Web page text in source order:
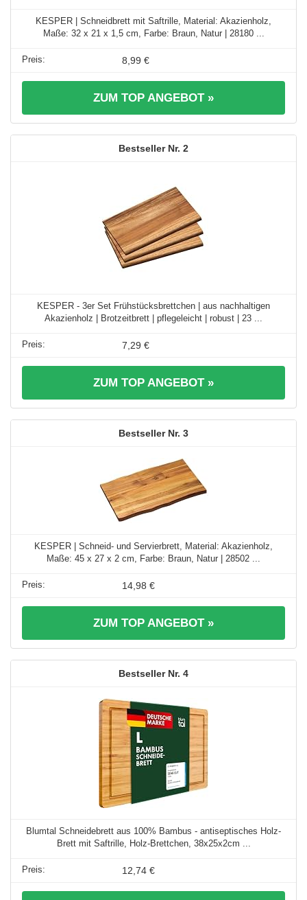
KESPER | Schneidbrett mit Saftrille, Material: Akazienholz,
Maße: 32 x 21 x 1,5 cm, Farbe: Braun, Natur | 28180 ...
8,99 €
ZUM TOP ANGEBOT »
2
KESPER - 3er Set Frühstücksbrettchen | aus nachhaltigen
Akazienholz | Brotzeitbrett | pflegeleicht | robust | 23 ...
7,29 €
ZUM TOP ANGEBOT »
3
KESPER | Schneid- und Servierbrett, Material: Akazienholz,
Maße: 45 x 27 x 2 cm, Farbe: Braun, Natur | 28502 ...
14,98 €
ZUM TOP ANGEBOT »
4
Blumtal Schneidebrett aus 100% Bambus - antiseptisches Holz-
Brett mit Saftrille, Holz-Brettchen, 38x25x2cm ...
12,74 €